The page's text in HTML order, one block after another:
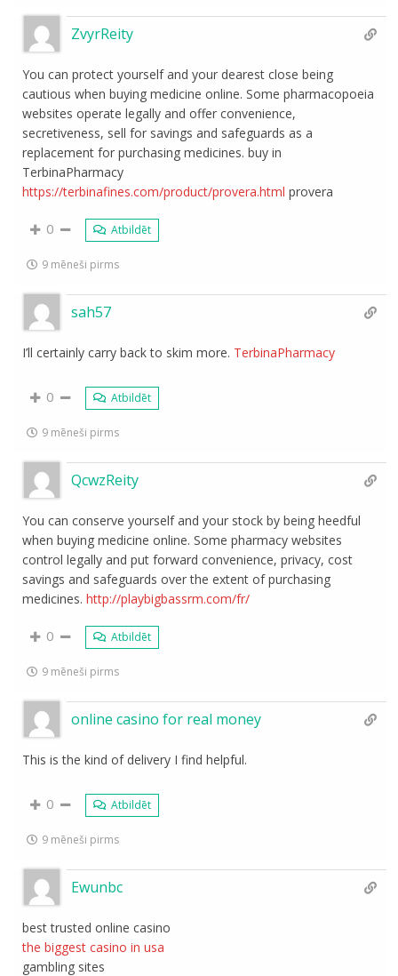
ZvyrReity
You can protect yourself and your dearest close being
cautious when buying medicine online. Some pharmacopoeia
websites operate legally and offer convenience,
secretiveness, sell for savings and safeguards as a
replacement for purchasing medicines. buy in
TerbinaPharmacy
https://terbinafines.com/product/provera.html provera
0 Atbildēt
9 mēneši pirms
sah57
I’ll certainly carry back to skim more. TerbinaPharmacy
0 Atbildēt
9 mēneši pirms
QcwzReity
You can conserve yourself and your stock by being heedful
when buying medicine online. Some pharmacy websites
control legally and put forward convenience, privacy, cost
savings and safeguards over the extent of purchasing
medicines.http://playbigbassrm.com/fr/
0 Atbildēt
9 mēneši pirms
online casino for real money
This is the kind of delivery I find helpful.
0 Atbildēt
9 mēneši pirms
Ewunbc
best trusted online casino
the biggest casino in usa
gambling sites